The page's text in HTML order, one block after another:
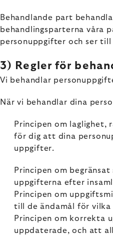
Behandlande part
behandlingsparterna våra
personuppgifter och ser
3) Regler för
Vi behandlar
När vi behandlar dina
Principen om laglighet,
för dig att dina
uppgifter.
Principen om
uppgifterna efter
Principen om
till de ändamål för vilka
Principen om korrekta
uppdaterade, och att